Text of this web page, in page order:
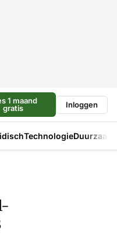
1 maand
gratis
Inloggen
Technologie